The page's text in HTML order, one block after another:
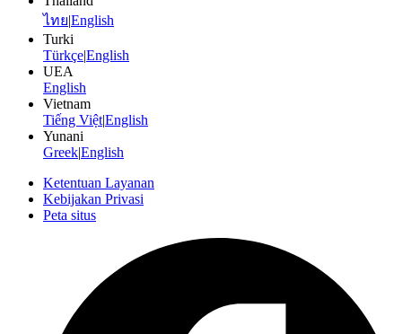
ไทย English
Turki
TürkçeEnglish
UEA
English
Vietnam
Tiếng Việt|English
Yunani
GreekEnglish
Ketentuan Layanan
Kebijakan Privasi
Peta situs